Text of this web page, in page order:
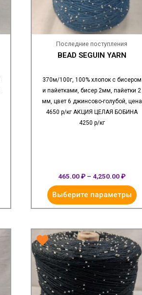
Последние поступления
BEAD SEGUIN YARN
370м/100г, 100% хлопок с бисером
и пайетками, бисер 2мм, пайетки 2
мм, цвет 6 джинсово-голубой, цена
4650 р/кг АКЦИЯ ЦЕЛАЯ БОБИНА
4250 р/кг
465.00₽ – 4,250.00₽
Выберите параметры